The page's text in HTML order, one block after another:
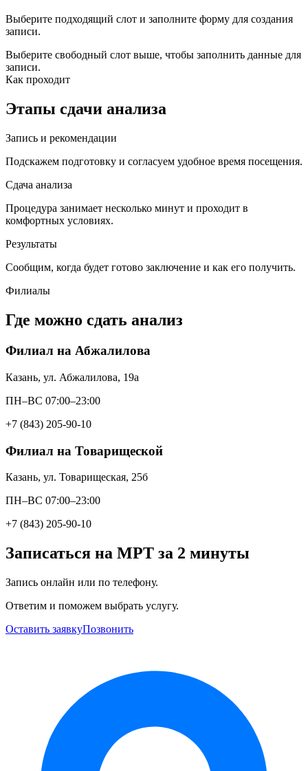
Выберите подходящий слот и заполните форму для создания
записи.
Выберите свободный слот выше, чтобы заполнить данные для
записи.
Как проходит
Этапы сдачи анализа
Запись и рекомендации
Подскажем подготовку и согласуем удобное время посещения.
Сдача анализа
Процедура занимает несколько минут и проходит в
комфортных условиях.
Результаты
Сообщим, когда будет готово заключение и как его получить.
Филиалы
Где можно сдать анализ
Филиал на Абжалилова
Казань, ул. Абжалилова, 19а
ПН–ВС 07:00–23:00
+7 (843) 205-90-10
Филиал на Товарищеской
Казань, ул. Товарищеская, 25б
ПН–ВС 07:00–23:00
+7 (843) 205-90-10
Записаться на МРТ за 2 минуты
Запись онлайн или по телефону.
Ответим и поможем выбрать услугу.
Оставить заявкуПозвонить